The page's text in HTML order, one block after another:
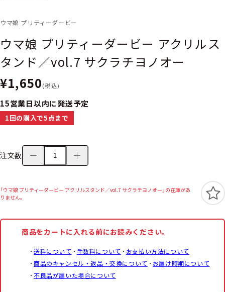
ウマ娘 プリティーダービー
ウマ娘 プリティーダービー アクリルス
タンド／vol.7 サクラチヨノオー
¥1,650(税込)
15営業日以内に発送予定
1回の購入で5点まで
注文数
「ウマ娘 プリティーダービー アクリルスタンド／vol.7 サクラチヨノオー」の在庫があ
りません。
商品をカートに入れる前にお読みください。
送料について 手数料について
お支払い方法について
商品のキャンセル・返品・交換について
お届け時期について
不良品が届いた場合について